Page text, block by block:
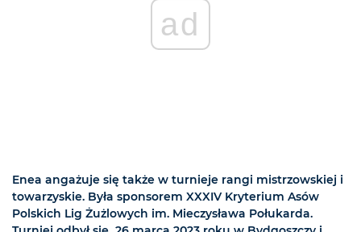
ad
Enea angażuje się także w turnieje rangi mistrzowskiej i
towarzyskie. Była sponsorem XXXIV Kryterium Asów
Polskich Lig Żużlowych im. Mieczysława Połukarda.